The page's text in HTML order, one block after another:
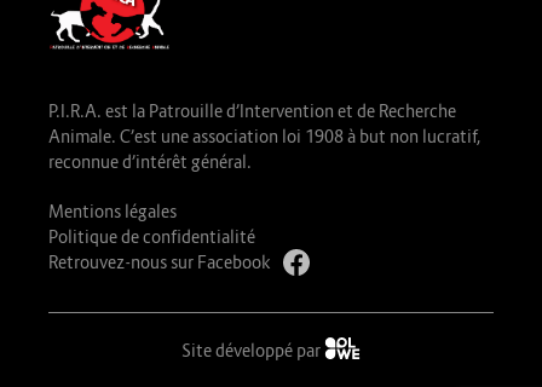
P.I.R.A. est la Patrouille d’Intervention et de Recherche
Animale. C’est une association loi 1908 à but non lucratif,
reconnue d’intérêt général.
Mentions légales
Politique de confidentialité
Retrouvez-nous sur Facebook
Site développé par